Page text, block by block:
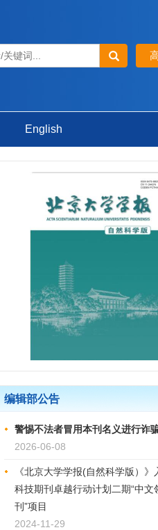
English
编辑部公告
警惕不法者冒用本刊名义进行诈
2026-06-08
《北京大学学报(自然科学版）》
科技期刊卓越行动计划二期“中文
刊”项目
2024-11-29